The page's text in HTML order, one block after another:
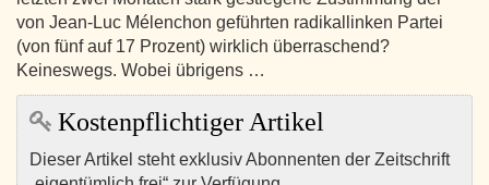
von Jean-Luc Mélenchon geführten radikallinken Partei
(von fünf auf 17 Prozent) wirklich überraschend?
Keineswegs. Wobei übrigens …
Kostenpflichtiger Artikel
Dieser Artikel steht exklusiv Abonnenten der Zeitschrift